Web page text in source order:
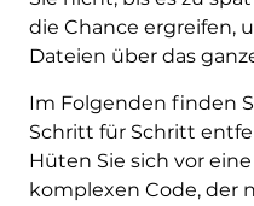
die Chance ergreifen,
Dateien über das
Im Folgenden finden
Schritt für Schritt
Hüten Sie sich vor
komplexen Code, der